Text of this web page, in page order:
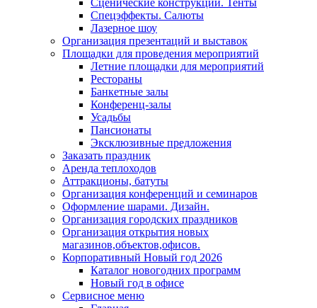
Сценические конструкции. Тенты
Спецэффекты. Салюты
Лазерное шоу
Организация презентаций и выставок
Площадки для проведения мероприятий
Летние площадки для мероприятий
Рестораны
Банкетные залы
Конференц-залы
Усадьбы
Пансионаты
Эксклюзивные предложения
Заказать праздник
Аренда теплоходов
Аттракционы, батуты
Организация конференций и семинаров
Оформление шарами. Дизайн.
Организация городских праздников
Организация открытия новых
магазинов,объектов,офисов.
Корпоративный Новый год 2026
Каталог новогодних программ
Новый год в офисе
Сервисное меню